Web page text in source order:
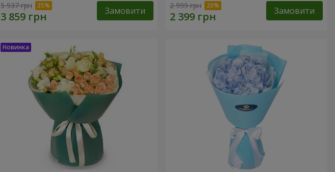
5 937 грн Замовити 2 999 грн Замовити